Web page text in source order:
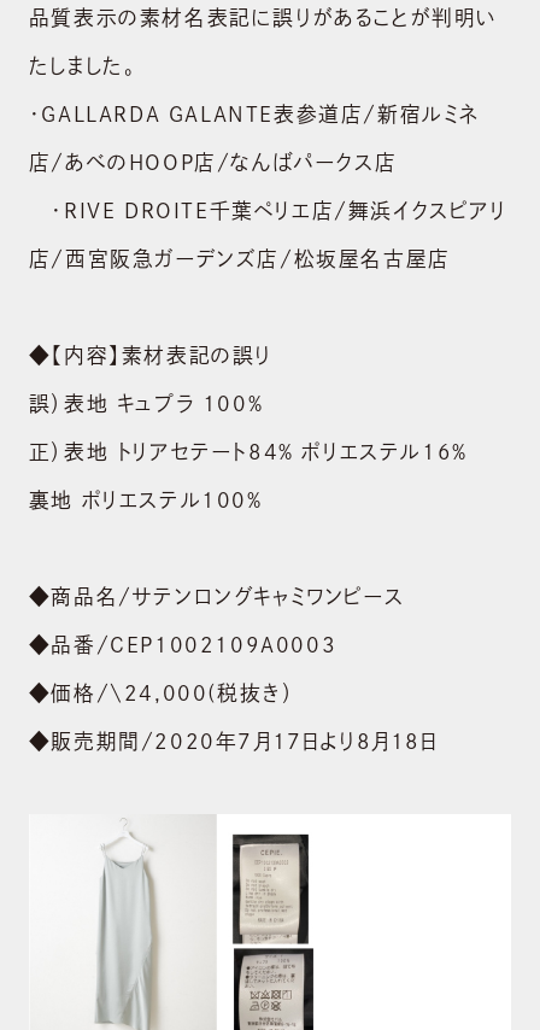
品質表示の素材名表記に誤りがあることが判明い
たしました。
・GALLARDA GALANTE表参道店/新宿ルミネ
店/あべのHOOP店/なんばパークス店
・RIVE DROITE千葉ペリエ店/舞浜イクスピアリ
店/西宮阪急ガーデンズ店/松坂屋名古屋店
◆【内容】素材表記の誤り
誤）表地 キュプラ 100%
正）表地 トリアセテート84% ポリエステル16%
裏地 ポリエステル100%
◆商品名/サテンロングキャミワンピース
◆品番/CEP1002109A0003
◆価格/\24,000(税抜き）
◆販売期間/2020年7月17日より8月18日